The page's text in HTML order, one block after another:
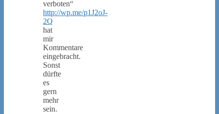
verboten“
http://wp.me/p1J2oJ-
2Q
hat
mir
Kommentare
eingebracht.
Sonst
dürfte
es
gern
mehr
sein.